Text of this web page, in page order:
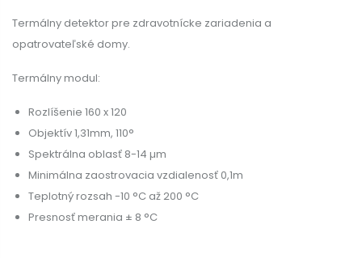
Termálny detektor pre zdravotnícke zariadenia a
opatrovateľské domy.
Termálny modul:
Rozlíšenie 160 x 120
Objektív 1,31mm, 110°
Spektrálna oblasť 8-14 µm
Minimálna zaostrovacia vzdialenosť 0,1m
Teplotný rozsah -10 °C až 200 °C
Presnosť merania ± 8 °C